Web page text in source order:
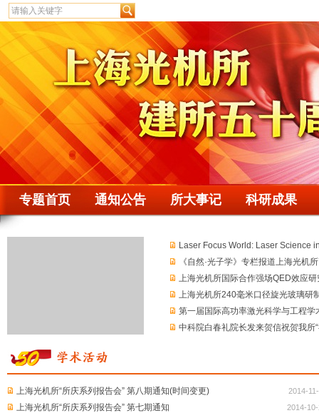
专题首页 通知公告 所大事记 科研成果
Laser Focus World: Laser Science
《自然·光子学》专栏报道上海光机
上海光机所国际合作强场QED效应
上海光机所240毫米口径旋光玻璃研
第一届国际高功率激光科学与工程学
中科院白春礼院长发来贺信祝贺我所
上海光机所“所庆系列报告会” 第八期通知(时间变更) 2014-
上海光机所“所庆系列报告会” 第七期通知 2014-